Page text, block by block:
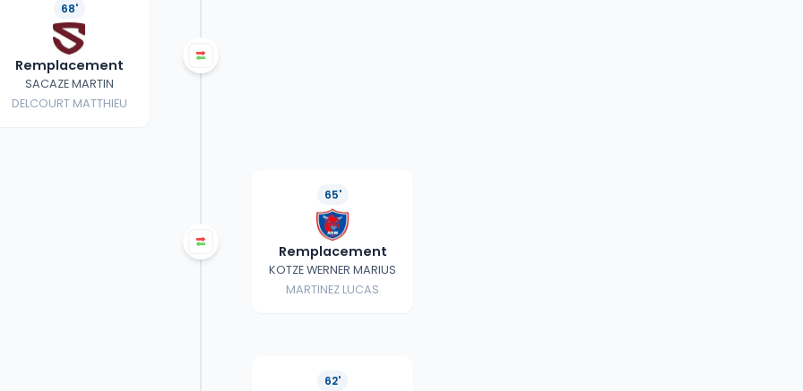
68'
Remplacement
SACAZE MARTIN
DELCOURT MATTHIEU
65'
Remplacement
KOTZE WERNER MARIUS
MARTINEZ LUCAS
62'